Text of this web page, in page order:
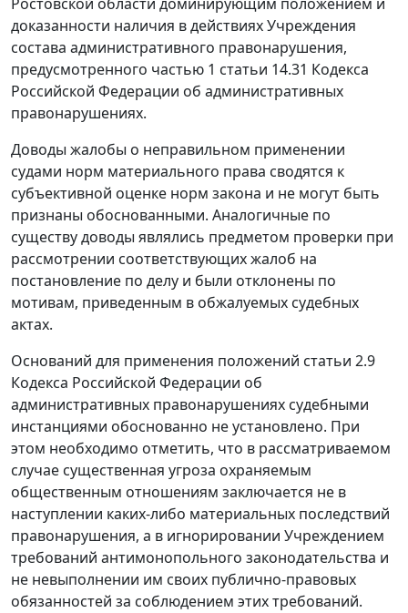
Ростовской области доминирующим положением и
доказанности наличия в действиях Учреждения
состава административного правонарушения,
предусмотренного частью 1 статьи 14.31 Кодекса
Российской Федерации об административных
правонарушениях.
Доводы жалобы о неправильном применении
судами норм материального права сводятся к
субъективной оценке норм закона и не могут быть
признаны обоснованными. Аналогичные по
существу доводы являлись предметом проверки при
рассмотрении соответствующих жалоб на
постановление по делу и были отклонены по
мотивам, приведенным в обжалуемых судебных
актах.
Оснований для применения положений статьи 2.9
Кодекса Российской Федерации об
административных правонарушениях судебными
инстанциями обоснованно не установлено. При
этом необходимо отметить, что в рассматриваемом
случае существенная угроза охраняемым
общественным отношениям заключается не в
наступлении каких-либо материальных последствий
правонарушения, а в игнорировании Учреждением
требований антимонопольного законодательства и
не невыполнении им своих публично-правовых
обязанностей за соблюдением этих требований.